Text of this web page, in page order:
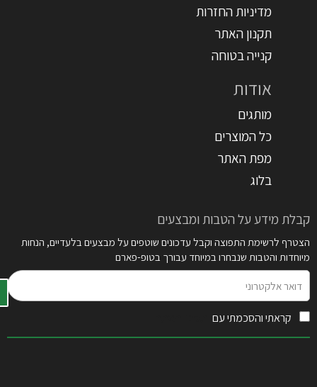
מדיניות החזרות
תקנון האתר
קנייה בטוחה
אודות
מותגים
כל המוצרים
מפת האתר
בלוג
קבלת מידע על הטבות ומבצעים
הצטרף לרשימת התפוצה וקבל עדכונים שוטפים על מבצעים בלעדיים, הנחות
מיוחדות והטבות שנבחרו במיוחד עבורך בטופ-פארם
אלקטרוני
קראתי והסכמתי עם